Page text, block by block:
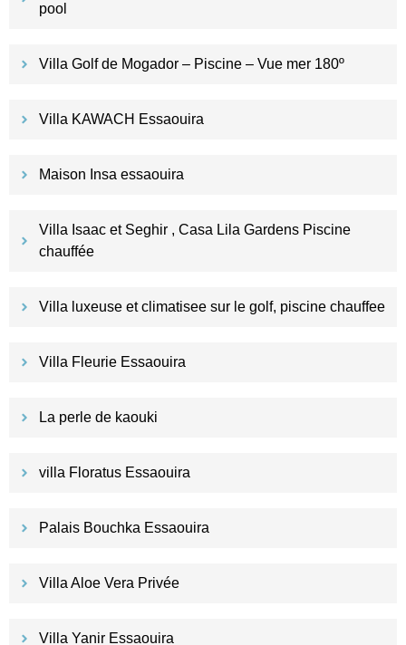
pool
Villa Golf de Mogador – Piscine – Vue mer 180º
Villa KAWACH Essaouira
Maison Insa essaouira
Villa Isaac et Seghir , Casa Lila Gardens Piscine
chauffée
Villa luxeuse et climatisee sur le golf, piscine chauffee
Villa Fleurie Essaouira
La perle de kaouki
villa Floratus Essaouira
Palais Bouchka Essaouira
Villa Aloe Vera Privée
Villa Yanir Essaouira